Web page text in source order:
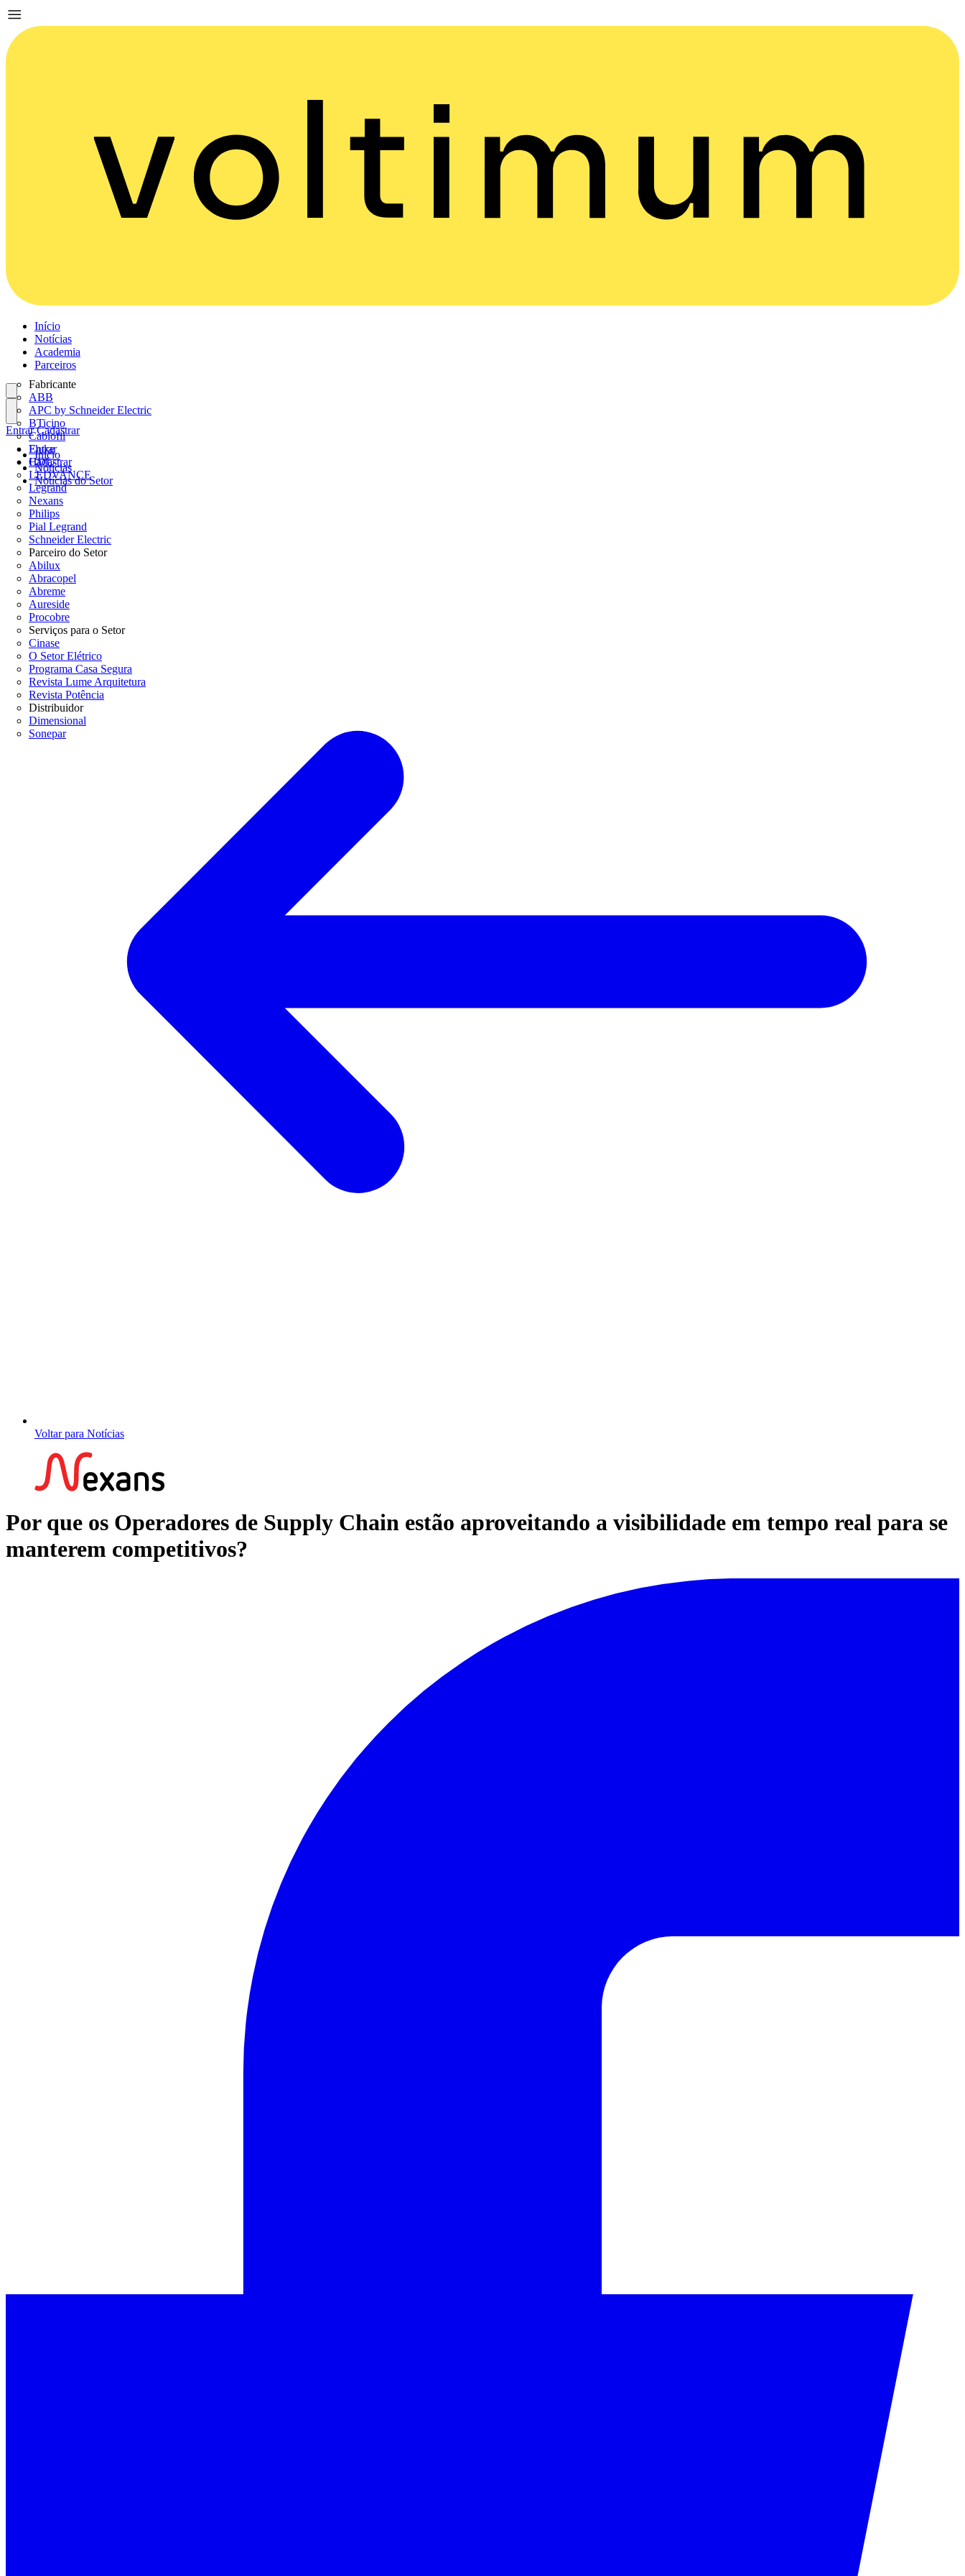
Início
Notícias
Academia
Parceiros
Fabricante
ABB
APC by Schneider Electric
BTicino
Cablofil
Fluke
HDL
LEDVANCE
Legrand
Nexans
Philips
Pial Legrand
Schneider Electric
Parceiro do Setor
Abilux
Abracopel
Abreme
Aureside
Procobre
Serviços para o Setor
Cinase
O Setor Elétrico
Programa Casa Segura
Revista Lume Arquitetura
Revista Potência
Distribuidor
Dimensional
Sonepar
Entrar
Cadastrar
Entrar Cadastrar
Início
Notícias
Notícias do Setor
Voltar para Notícias
Por que os Operadores de Supply Chain estão aproveitando a visibilidade em tempo real para se
manterem competitivos?